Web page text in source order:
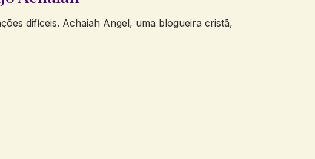
difíceis. Achaiah Angel, uma blogueira cristã,